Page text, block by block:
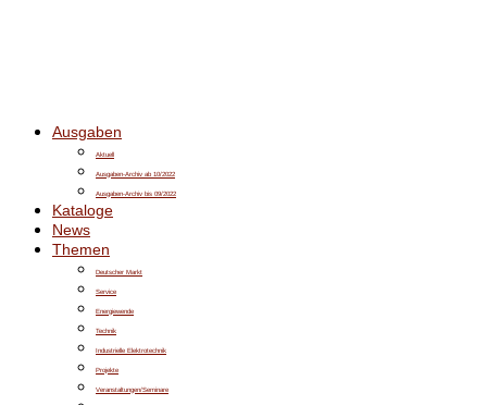
Ausgaben
Aktuell
Ausgaben-Archiv ab 10/2022
Ausgaben-Archiv bis 09/2022
Kataloge
News
Themen
Deutscher Markt
Service
Energiewende
Technik
Industrielle Elektrotechnik
Projekte
Veranstaltungen/Seminare